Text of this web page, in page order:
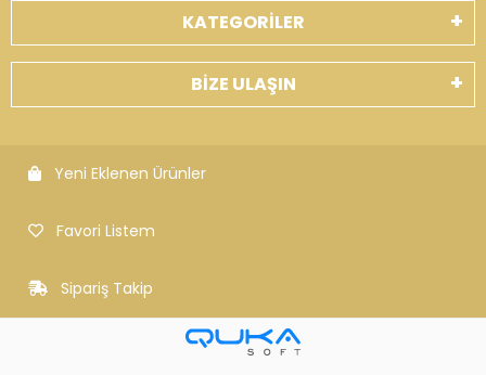
KATEGORİLER
BİZE ULAŞIN
Yeni Eklenen Ürünler
Favori Listem
Sipariş Takip